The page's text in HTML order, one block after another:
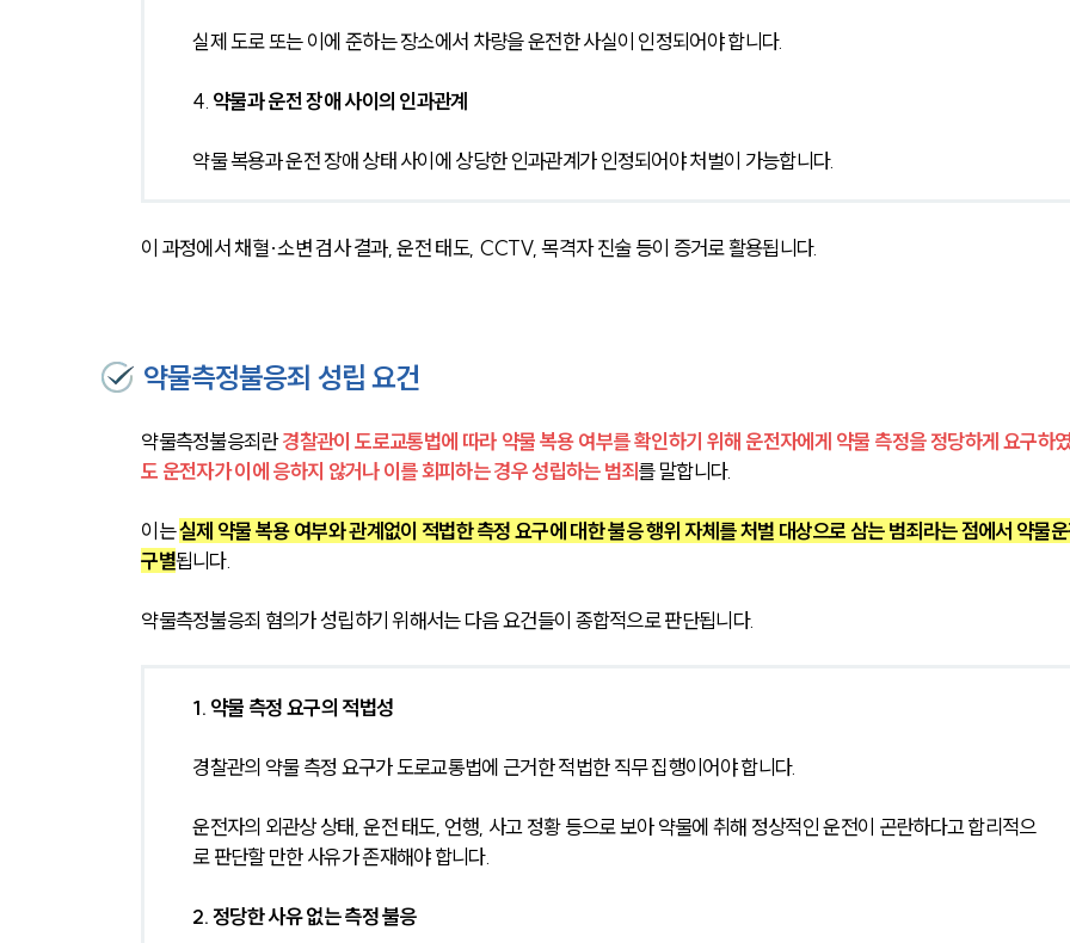
실제 도로 또는 이에 준하는 장소에서 차량을 운전한 사실이 인정되어야 합니다.
4. 약물과 운전 장애 사이의 인과관계
약물 복용과 운전 장애 상태 사이에 상당한 인과관계가 인정되어야 처벌이 가능합니다.
이 과정에서 채혈·소변 검사 결과, 운전 태도, CCTV, 목격자 진술 등이 증거로 활용됩니다.
약물측정불응죄 성립 요건
약물측정불응죄란 경찰관이 도로교통법에 따라 약물 복용 여부를 확인하기 위해 운전자에게 약물 측정을 정당하게 요구하
도 운전자가 이에 응하지 않거나 이를 회피하는 경우 성립하는 범죄를 말합니다.
이는 실제 약물 복용 여부와 관계없이 적법한 측정 요구에 대한 불응 행위 자체를 처벌 대상으로 삼는 범죄라는 점에서 약물
구별됩니다.
약물측정불응죄 혐의가 성립하기 위해서는 다음 요건들이 종합적으로 판단됩니다.
1. 약물 측정 요구의 적법성
경찰관의 약물 측정 요구가 도로교통법에 근거한 적법한 직무 집행이어야 합니다.
운전자의 외관상 상태, 운전 태도, 언행, 사고 정황 등으로 보아 약물에 취해 정상적인 운전이 곤란하다고 합리적으
로 판단할 만한 사유가 존재해야 합니다.
2. 정당한 사유 없는 측정 불응